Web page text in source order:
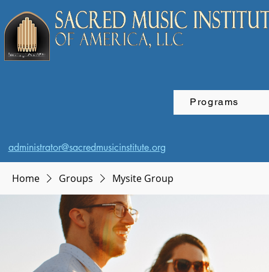
Programs
administrator@sacredmusicinstitute.org
Home Groups Mysite Group